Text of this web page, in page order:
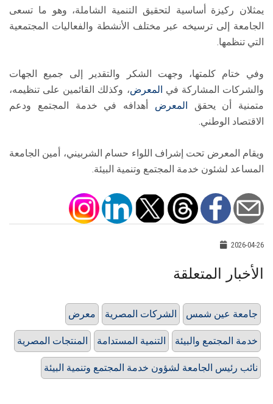
يمثلان ركيزة أساسية لتحقيق التنمية الشاملة، وهو ما تسعى
الجامعة إلى ترسيخه عبر مختلف الأنشطة والفعاليات المجتمعية
التي تنظمها.
وفي ختام كلمتها، وجهت الشكر والتقدير إلى جميع الجهات
والشركات المشاركة في المعرض، وكذلك القائمين على تنظيمه،
متمنية أن يحقق المعرض أهدافه في خدمة المجتمع ودعم
الاقتصاد الوطني.
ويقام المعرض تحت إشراف اللواء حسام الشربيني، أمين الجامعة
المساعد لشئون خدمة المجتمع وتنمية البيئة.
2026-04-26
الأخبار المتعلقة
معرض الشركات المصرية جامعة عين شمس
المنتجات المصرية التنمية المستدامة خدمة المجتمع والبيئة
نائب رئيس الجامعة لشؤون خدمة المجتمع وتنمية البيئة